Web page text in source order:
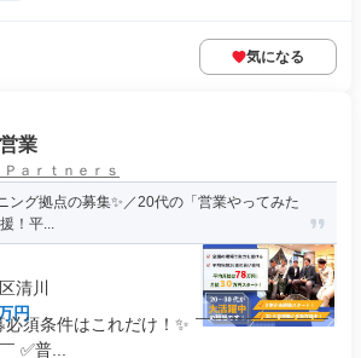
気になる
業
ａｒｔｎｅｒｓ
ング拠点の募集✨／20代の「営業やってみた
！平...
清川
円
必須条件はこれだけ！✨ ￣￣￣￣￣￣￣￣
✅普...